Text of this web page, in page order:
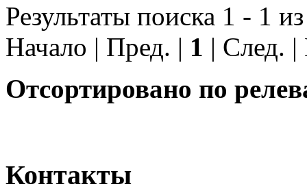
Результаты поиска 1 - 1
Начало | Пред. | 1 | След.
Отсортировано по
Контакты